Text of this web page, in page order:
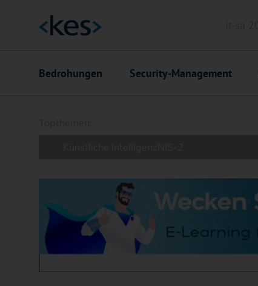
Hauptnavigation
Bedrohungen Security-Management